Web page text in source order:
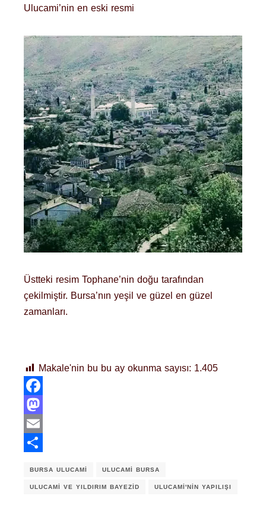
Ulucami’nin en eski resmi
Üstteki resim Tophane’nin doğu tarafından
çekilmiştir. Bursa’nın yeşil ve güzel en güzel
zamanları.
Makale'nin bu bu ay okunma sayısı: 1.405
Facebook
Mastodon
Email
BURSA ULUCAMI ULUCAMI BURSA
ULUCAMI VE YILDIRIM BAYEZID ULUCAMI'NIN YAPILIŞI